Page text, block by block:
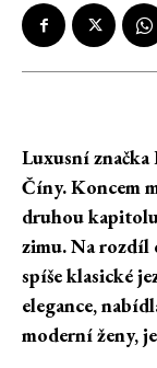
Luxusní
Číny. Koncem
druhou
zimu. Na rozdíl
spíše klasické
elegance,
moderní ženy,